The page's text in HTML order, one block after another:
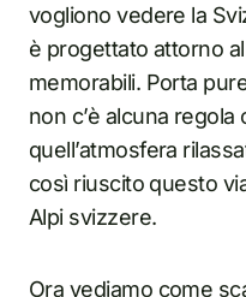
vogliono vedere la
è progettato attorno
memorabili. Porta
non c’è alcuna
quell’atmosfera
così riuscito questo
Alpi svizzere.
Ora vediamo come